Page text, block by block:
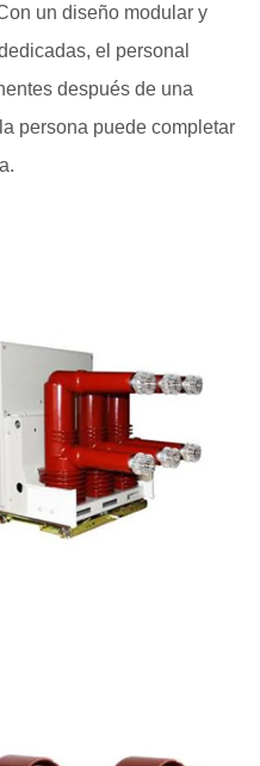
un diseño modular y
el personal
después de una
persona puede completar